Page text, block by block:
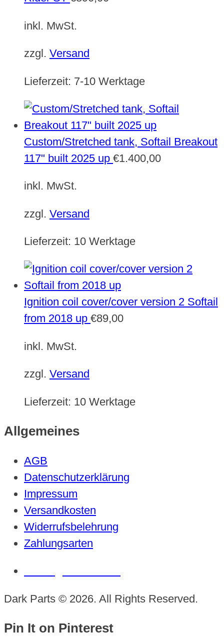
inkl. MwSt.
zzgl. Versand
Lieferzeit: 7-10 Werktage
Custom/Stretched tank, Softail Breakout
117" built 2025 up €1.400,00
inkl. MwSt.
zzgl. Versand
Lieferzeit: 10 Werktage
Ignition coil cover/cover version 2 Softail
from 2018 up €89,00
inkl. MwSt.
zzgl. Versand
Lieferzeit: 10 Werktage
Allgemeines
AGB
Datenschutzerklärung
Impressum
Versandkosten
Widerrufsbelehrung
Zahlungsarten
Dark Parts © 2026. All Rights Reserved.
Pin It on Pinterest